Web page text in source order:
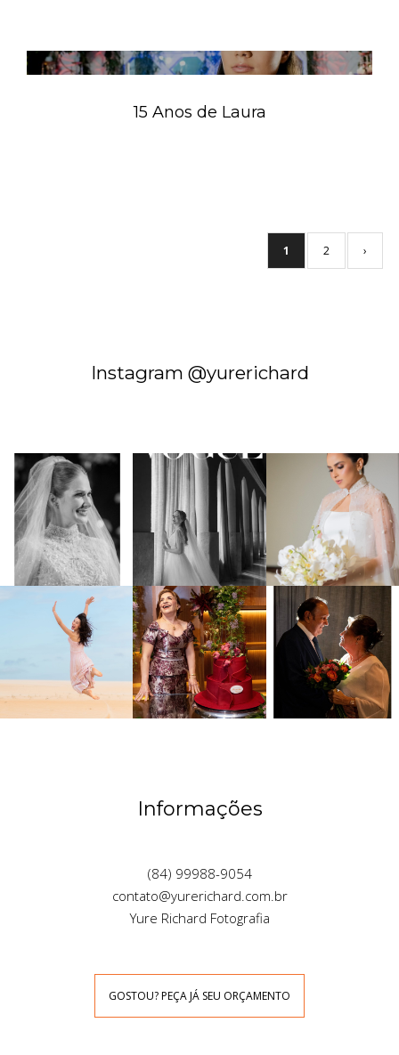
15 Anos de Laura
1 2 ›
Instagram @yurerichard
Informações
(84) 99988-9054
contato@yurerichard.com.br
Yure Richard Fotografia
GOSTOU? PEÇA JÁ SEU ORÇAMENTO